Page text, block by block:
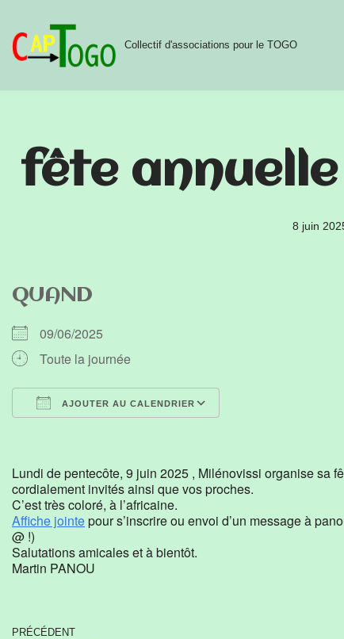
Aller
au
Collectif d'associations pour le TOGO
fête annuelle
8 juin
QUAND
09/06/2025
Toute la journée
AJOUTER AU CALENDRIER
Lundi de pentecôte, 9 juin 2025 , Milénovissi organise sa
cordialement invités ainsi que vos proches.
C’est très coloré, à l’africaine.
Affiche jointepour s’inscrire ou envoi d’un message à
@ !)
Salutations amicales et à bientôt.
Martin PANOU
PRÉCÉDENT